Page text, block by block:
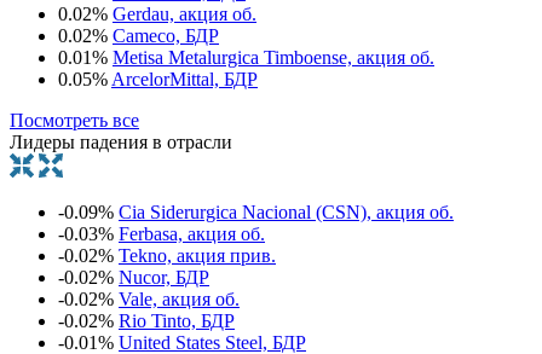
0.02% Gerdau, акция об.
0.02% Cameco, БДР
0.01% Metisa Metalurgica Timboense, акция об.
0.05% ArcelorMittal, БДР
Посмотреть все
Лидеры падения в отрасли
-0.09% Cia Siderurgica Nacional (CSN), акция об.
-0.03% Ferbasa, акция об.
-0.02% Tekno, акция прив.
-0.02% Nucor, БДР
-0.02% Vale, акция об.
-0.02% Rio Tinto, БДР
-0.01% United States Steel, БДР